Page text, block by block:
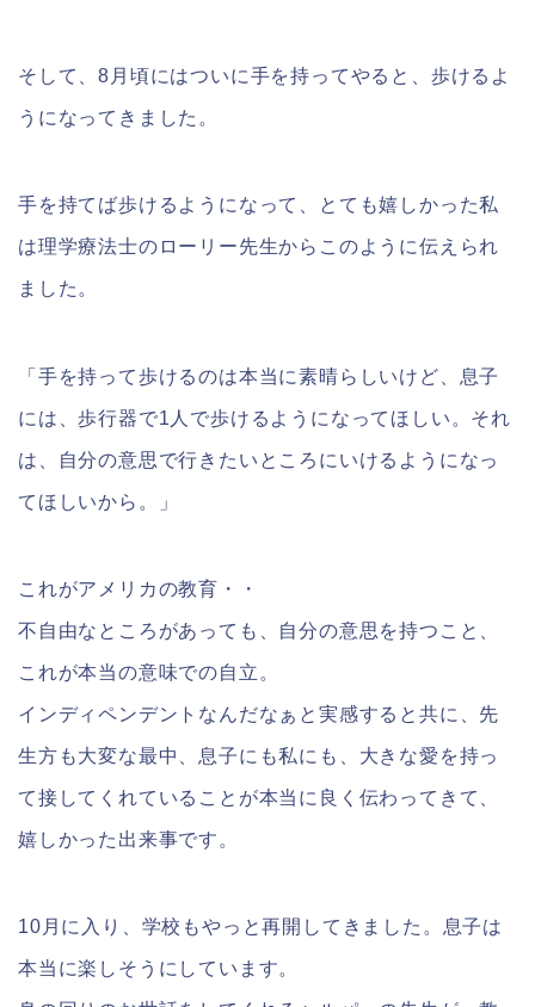
そして、8月頃にはついに手を持ってやると、歩けるよ
うになってきました。
手を持てば歩けるようになって、とても嬉しかった私
は理学療法士のローリー先生からこのように伝えられ
ました。
「手を持って歩けるのは本当に素晴らしいけど、息子
には、歩行器で1人で歩けるようになってほしい。それ
は、自分の意思で行きたいところにいけるようになっ
てほしいから。」
これがアメリカの教育・・
不自由なところがあっても、自分の意思を持つこと、
これが本当の意味での自立。
インディペンデントなんだなぁと実感すると共に、先
生方も大変な最中、息子にも私にも、大きな愛を持っ
て接してくれていることが本当に良く伝わってきて、
嬉しかった出来事です。
10月に入り、学校もやっと再開してきました。息子は
本当に楽しそうにしています。